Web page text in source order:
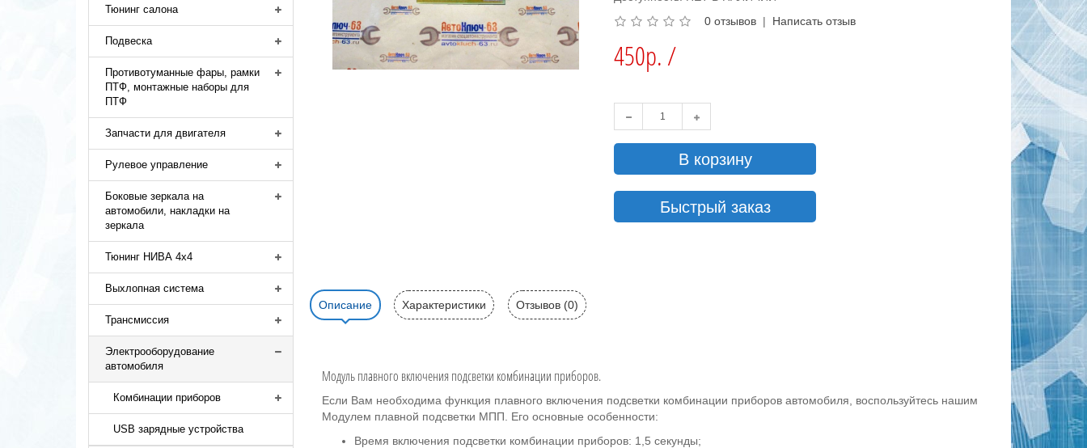
Тюнинг салона
Подвеска
Противотуманные фары, рамки
ПТФ, монтажные наборы для
ПТФ
Запчасти для двигателя
Рулевое управление
Боковые зеркала на
автомобили, накладки на
зеркала
Тюнинг НИВА 4х4
Выхлопная система
Трансмиссия
Электрооборудование
автомобиля
Комбинации приборов
USB зарядные устройства
0 отзывов | Написать отзыв
450р. /
В корзину
Быстрый заказ
Описание Характеристики Отзывов (0)
Модуль плавного включения подсветки комбинации приборов.
Если Вам необходима функция плавного включения подсветки комбинации приборов автомобиля, воспользуйтесь нашим
Модулем плавной подсветки МПП. Его основные особенности:
Время включения подсветки комбинации приборов: 1,5 секунды;